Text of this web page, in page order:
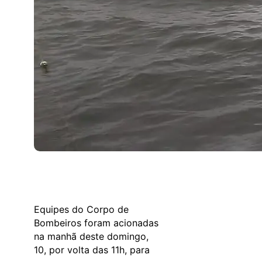
Equipes do Corpo de
Bombeiros foram acionadas
na manhã deste domingo,
10, por volta das 11h, para